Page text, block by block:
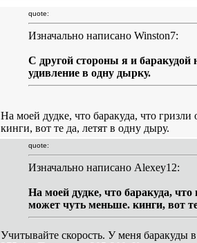
quote:
Изначально написано Winston7:
С другой стороны я и баракудой
удивление в одну дырку.
На моей дудке, что баракуда, что
кинги, вот те да, летят в одну дыру.
quote:
Изначально написано Alexey12:
На моей дудке, что баракуда,
может чуть меньше. кинги, вот
Учитывайте скорость. У меня баракуды